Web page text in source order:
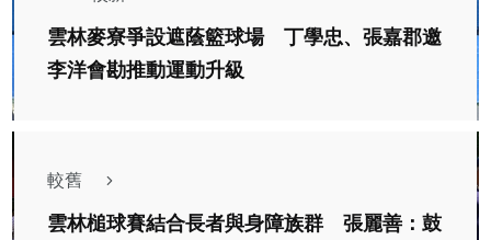
雲林麥寮爭設遮蔭籃球場 丁學忠、張嘉郡邀
李洋會勘推動運動升級
較舊
雲林槌球賽結合長者與身障族群 張麗善：鼓